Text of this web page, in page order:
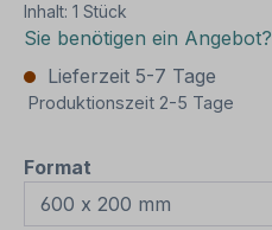
Inhalt: 1 Stück
Sie benötigen ein Angebot?
Lieferzeit 5-7 Tage
Produktionszeit 2-5 Tage
Format